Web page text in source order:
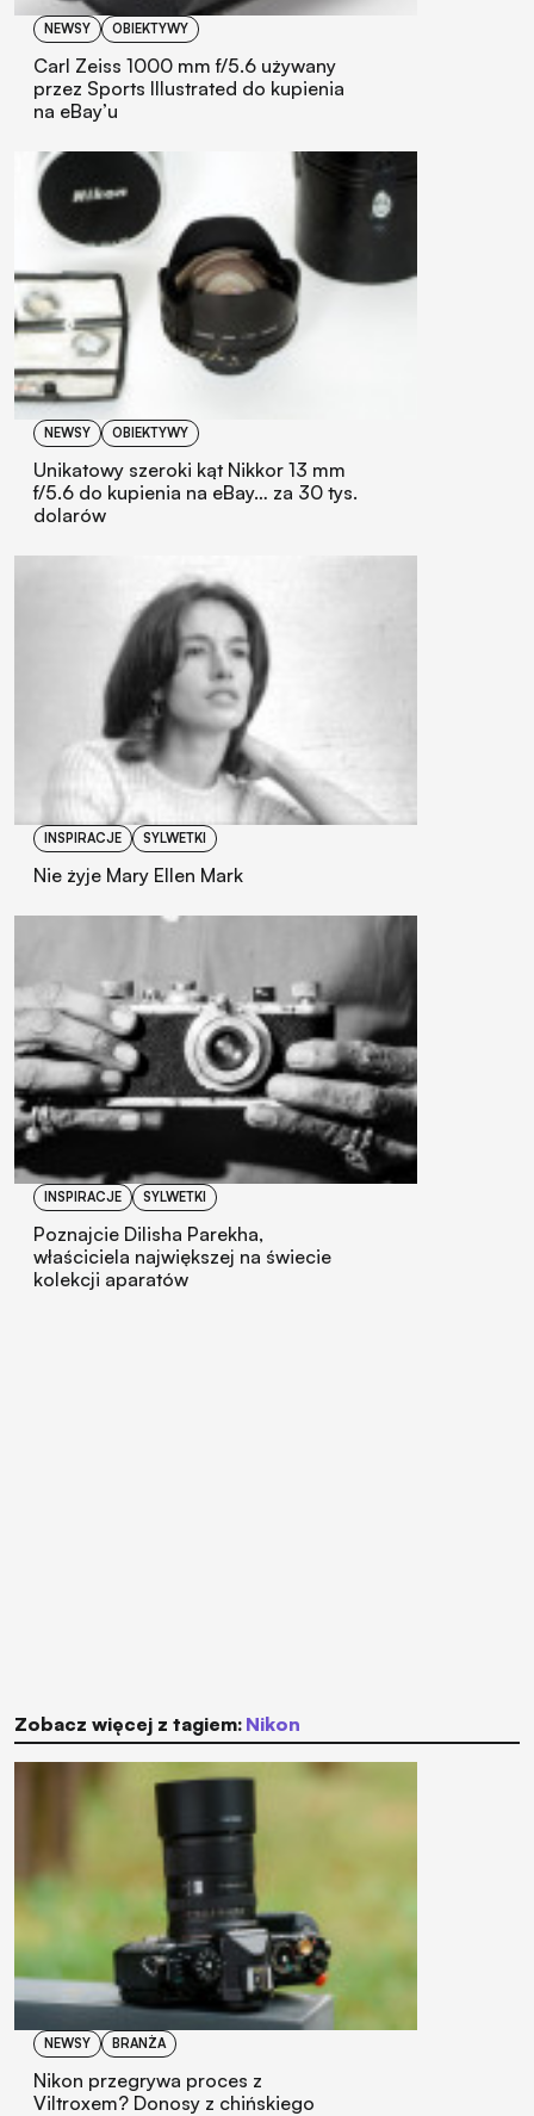
NEWSY OBIEKTYWY
Carl Zeiss 1000 mm f/5.6 używany
przez Sports Illustrated do kupienia
na eBay’u
NEWSY OBIEKTYWY
Unikatowy szeroki kąt Nikkor 13 mm
f/5.6 do kupienia na eBay… za 30 tys.
dolarów
INSPIRACJE SYLWETKI
Nie żyje Mary Ellen Mark
INSPIRACJE SYLWETKI
Poznajcie Dilisha Parekha,
właściciela największej na świecie
kolekcji aparatów
Zobacz więcej z tagiem: Nikon
NEWSY BRANŻA
Nikon przegrywa proces z
Viltroxem? Donosy z chińskiego